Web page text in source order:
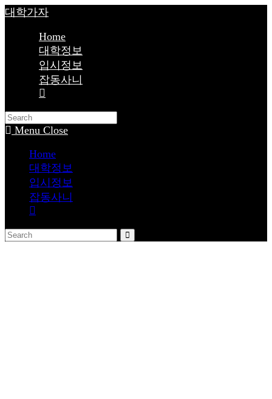
Skip
대학가자
Home
대학정보
입시정보
잡동사니
Toggle
Menu Close
Home
대학정보
입시정보
잡동사니
Toggle
search